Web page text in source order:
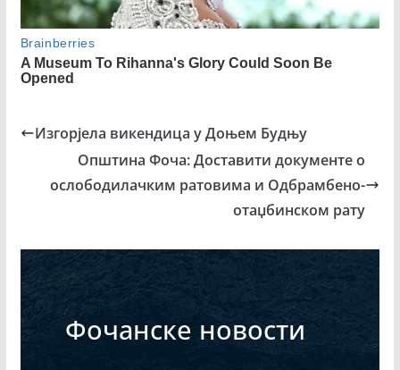
Изгорјела викендица у Доњем Будњу
Општина Фоча: Доставити документе о
ослободилачким ратовима и Одбрамбено-
отаџбинском рату
Фочанске новости